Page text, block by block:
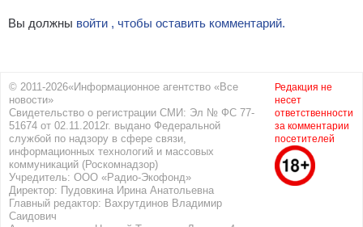
Вы должны войти , чтобы оставить комментарий.
© 2011-2026«Информационное агентство «Все
новости»
Свидетельство о регистрации СМИ: Эл № ФС 77-
51674 от 02.11.2012г. выдано Федеральной
службой по надзору в сфере связи,
информационных технологий и массовых
коммуникаций (Роскомнадзор)
Учредитель: ООО «Радио-Экофонд»
Директор: Пудовкина Ирина Анатольевна
Главный редактор: Вахрутдинов Владимир
Саидович
Редакция не
несет
ответственности
за комментарии
посетителей